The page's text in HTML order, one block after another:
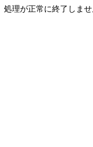
処理が正常に終了しま